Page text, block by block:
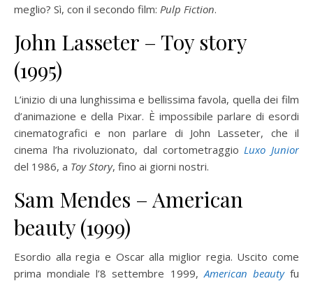
meglio? Sì, con il secondo film: Pulp Fiction.
John Lasseter – Toy story
(1995)
L’inizio di una lunghissima e bellissima favola, quella dei film
d’animazione e della Pixar. È impossibile parlare di esordi
cinematografici e non parlare di John Lasseter, che il
cinema l’ha rivoluzionato, dal cortometraggio Luxo Junior
del 1986, a Toy Story, fino ai giorni nostri.
Sam Mendes – American
beauty (1999)
Esordio alla regia e Oscar alla miglior regia. Uscito come
prima mondiale l’8 settembre 1999, American beautyfu